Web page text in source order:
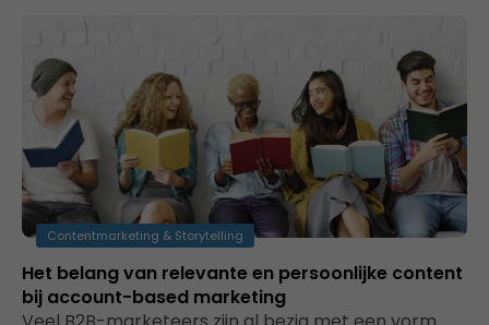
Contentmarketing & Storytelling
Het belang van relevante en persoonlijke content
bij account-based marketing